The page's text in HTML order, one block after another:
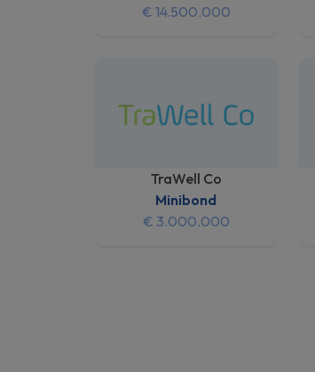
€ 14.500.000
TraWell Co
Minibond
€ 3.000.000